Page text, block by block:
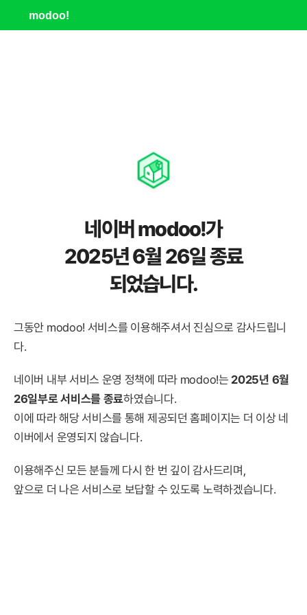
modoo!
네이버 modoo!가
2025년 6월 26일 종료
되었습니다.
그동안 modoo! 서비스를 이용해주셔서 진심으로 감사드립니
다.
네이버 내부 서비스 운영 정책에 따라 modoo!는 2025년 6월
26일부로 서비스를 종료하였습니다.
이에 따라 해당 서비스를 통해 제공되던 홈페이지는 더 이상 네
이버에서 운영되지 않습니다.
이용해주신 모든 분들께 다시 한 번 깊이 감사드리며,
앞으로 더 나은 서비스로 보답할 수 있도록 노력하겠습니다.